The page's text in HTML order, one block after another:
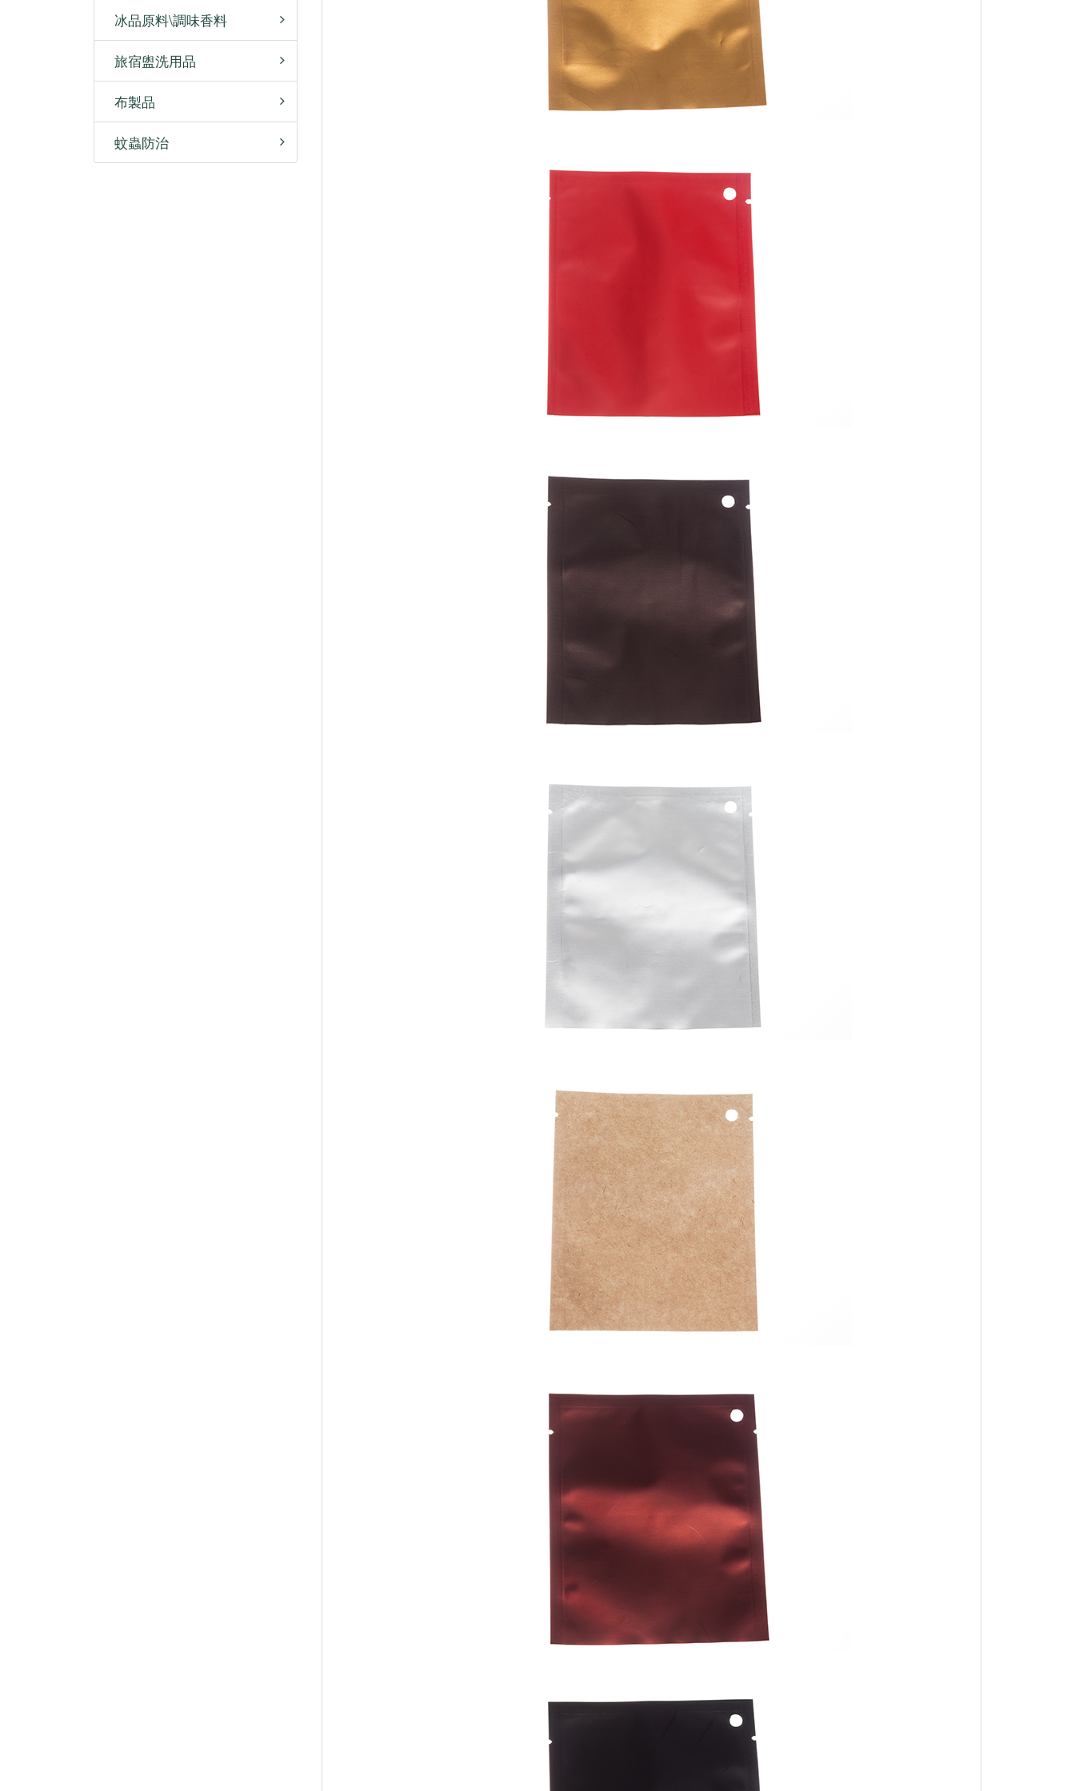
冰品原料\調味香料
旅宿盥洗用品
布製品
蚊蟲防治